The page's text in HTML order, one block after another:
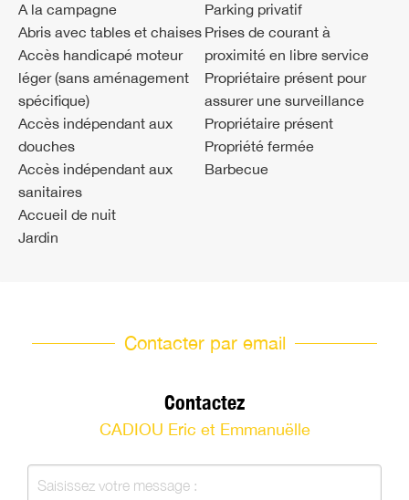
A la campagne
Abris avec tables et chaises
Accès handicapé moteur
léger (sans aménagement
spécifique)
Accès indépendant aux
douches
Accès indépendant aux
sanitaires
Accueil de nuit
Jardin
Parking privatif
Prises de courant à
proximité en libre service
Propriétaire présent pour
assurer une surveillance
Propriétaire présent
Propriété fermée
Barbecue
Contacter par email
Contactez
CADIOU Eric et Emmanuëlle